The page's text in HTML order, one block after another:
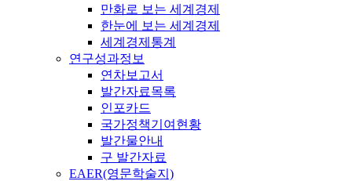
만화로 보는 세계경제
한눈에 보는 세계경제
세계경제통계
연구성과정보
연차보고서
발간자료목록
인포카드
국가정책기여현황
발간물안내
구 발간자료
EAER(영문학술지)